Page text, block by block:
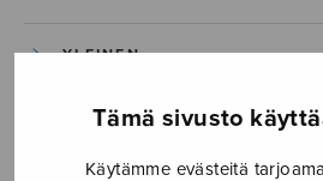
Tämä sivusto
Käytämme evästeitä
YLEINEN
Sulasol nuottikauppa